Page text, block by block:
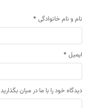
نام و نام خانوادگی *
ایمیل *
دیدگاه خود را با ما در میان بگذارید